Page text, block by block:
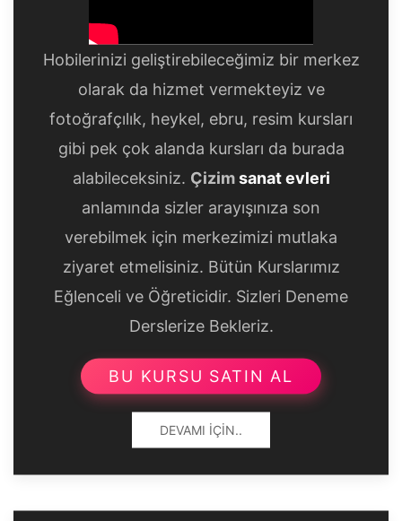
Hobilerinizi geliştirebileceğimiz bir merkez
olarak da hizmet vermekteyiz ve
fotoğrafçılık, heykel, ebru, resim kursları
gibi pek çok alanda kursları da burada
alabileceksiniz. Çizimsanat evleri
anlamında sizler arayışınıza son
verebilmek için merkezimizi mutlaka
ziyaret etmelisiniz. Bütün Kurslarımız
Eğlenceli ve Öğreticidir. Sizleri Deneme
Derslerize Bekleriz.
BU KURSU SATIN AL
DEVAMI İÇIN..